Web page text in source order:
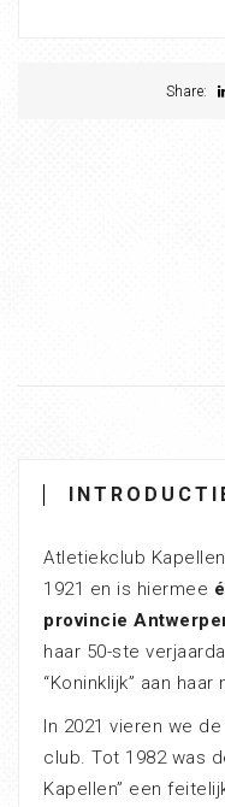
Share:
Atletiekclub
1921 en is hiermee
provincie
haar 50-ste
“Koninklijk” aan
In 2021 vieren we
club. Tot 1982 was
Kapellen” een